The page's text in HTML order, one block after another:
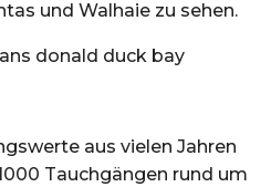
und Walhaie zu sehen.
aus vielen Jahren
Tauchgängen rund um